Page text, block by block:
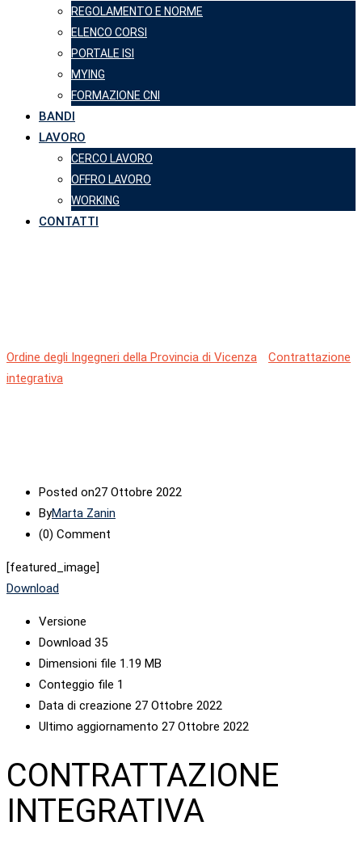
REGOLAMENTO E NORME
ELENCO CORSI
PORTALE ISI
MYING
FORMAZIONE CNI
BANDI
LAVORO
CERCO LAVORO
OFFRO LAVORO
WORKING
CONTATTI
Ordine degli Ingegneri della Provincia di Vicenza
Contrattazione
integrativa
Posted on27 Ottobre 2022
ByMarta Zanin
(0) Comment
[featured_image]
Download
Versione
Download 35
Dimensioni file 1.19 MB
Conteggio file 1
Data di creazione 27 Ottobre 2022
Ultimo aggiornamento 27 Ottobre 2022
CONTRATTAZIONE
INTEGRATIVA